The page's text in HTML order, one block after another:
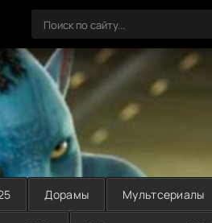
Дорамы Мультсериалы